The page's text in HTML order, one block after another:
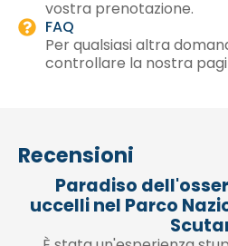
vostra prenotazione.
FAQ
Per qualsiasi altra
controllare la nostra
Recensioni
Tour memorabile
degli uccelli sul
È stato un viaggio